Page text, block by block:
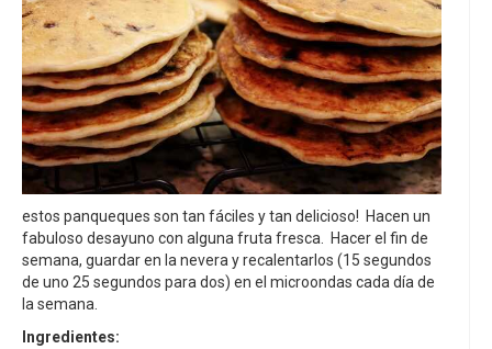
estos panqueques son tan fáciles y tan delicioso! Hacen un
fabuloso desayuno con alguna fruta fresca. Hacer el fin de
semana, guardar en la nevera y recalentarlos (15 segundos
de uno 25 segundos para dos) en el microondas cada día de
la semana.
Ingredientes: